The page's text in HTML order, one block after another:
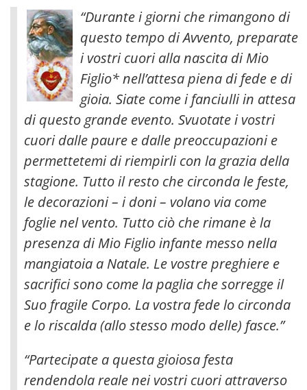
“Durante i giorni che rimangono di
questo tempo di Avvento, preparate
i vostri cuori alla nascita di Mio
Figlio* nell’attesa piena di fede e di
gioia. Siate come i fanciulli in attesa
di questo grande evento. Svuotate i vostri
cuori dalle paure e dalle preoccupazioni e
permettetemi di riempirli con la grazia della
stagione. Tutto il resto che circonda le feste,
le decorazioni – i doni – volano via come
foglie nel vento. Tutto ciò che rimane è la
presenza di Mio Figlio infante messo nella
mangiatoia a Natale. Le vostre preghiere e
sacrifici sono come la paglia che sorregge il
Suo fragile Corpo. La vostra fede lo circonda
e lo riscalda (allo stesso modo delle) fasce.”
“Partecipate a questa gioiosa festa
rendendola reale nei vostri cuori attraverso